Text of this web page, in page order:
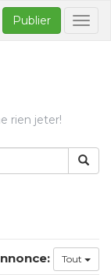
Publier
rien jeter!
Tout